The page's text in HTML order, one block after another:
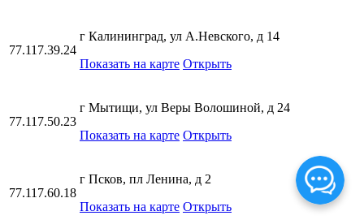
77.117.39.24
г Калининград, ул А.Невского, д 14
Показать на карте Открыть
77.117.50.23
г Мытищи, ул Веры Волошиной, д 24
Показать на карте Открыть
77.117.60.18
г Псков, пл Ленина, д 2
Показать на карте Открыть